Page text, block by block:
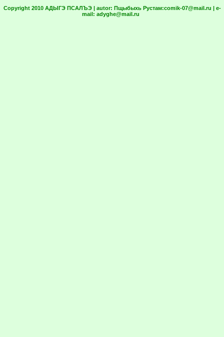
Copyright 2010 АДЫГЭ ПСАЛЪЭ | autor: Пщыбыхь Рустам:comik-07@mail.ru | e-
mail: adyghe@mail.ru